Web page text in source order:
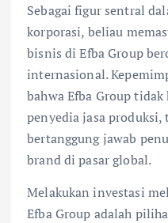
Sebagai figur sentral
korporasi, beliau
bisnis di Efba Group
internasional.
bahwa Efba Group
penyedia jasa
bertanggung jawab
brand di pasar global.
Melakukan investasi
Efba Group adalah